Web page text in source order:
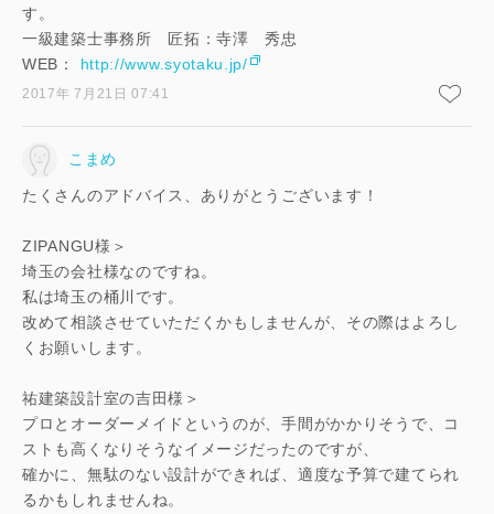
す。
一級建築士事務所 匠拓：寺澤 秀忠
WEB： http://www.syotaku.jp/
2017年 7月21日 07:41
こまめ
たくさんのアドバイス、ありがとうございます！
ZIPANGU様＞
埼玉の会社様なのですね。
私は埼玉の桶川です。
改めて相談させていただくかもしませんが、その際はよろし
くお願いします。
祐建築設計室の吉田様＞
プロとオーダーメイドというのが、手間がかかりそうで、コ
ストも高くなりそうなイメージだったのですが、
確かに、無駄のない設計ができれば、適度な予算で建てられ
るかもしれませんね。